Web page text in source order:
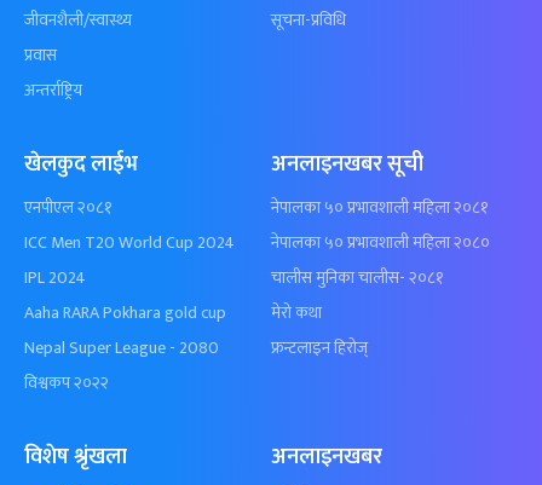
जीवनशैली/स्वास्थ्य
प्रवास
अन्तर्राष्ट्रिय
सूचना-प्रविधि
खेलकुद लाईभ
एनपीएल २०८१
ICC Men T20 World Cup 2024
IPL 2024
Aaha RARA Pokhara gold cup
Nepal Super League - 2080
विश्वकप २०२२
अनलाइनखबर सूची
नेपालका ५० प्रभावशाली महिला २०८१
नेपालका ५० प्रभावशाली महिला २०८०
चालीस मुनिका चालीस- २०८१
मेरो कथा
फ्रन्टलाइन हिरोज्
विशेष श्रृंखला अनलाइनखबर